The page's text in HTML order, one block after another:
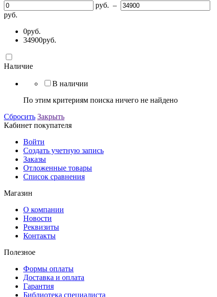
руб. –
руб.
0руб.
34900руб.
Наличие
В наличии
По этим критериям поиска ничего не найдено
Сбросить Закрыть
Кабинет покупателя
Войти
Создать учетную запись
Заказы
Отложенные товары
Список сравнения
Магазин
О компании
Новости
Реквизиты
Контакты
Полезное
Формы оплаты
Доставка и оплата
Гарантия
Библиотека специалиста